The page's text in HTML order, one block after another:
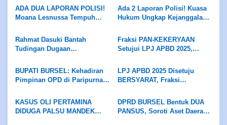
Anggota DPRD ke BK, Ketua
DPRD Pastikan Diproses
CABUT LAPORAN, Kuasa
Hukum Desak Pengusutan
hingga Pansus DPRD Bekerja
ADA DUA LAPORAN POLISI!
Moana Lesnussa Tempuh
Dugaan Keterlibatan Oknum
DPRD
Ada 2 Laporan Polisi! Kuasa
Hukum Ungkap Kejanggalan
Rahmat Dasuki Bantah
Tudingan Dugaan
Rp4 Miliar, Persilakan APH
Usut Tuntas
Fraksi PAN-KEKERYAAN
Setujui LPJ APBD 2025,
Pendidikan dan Tuntaskan
Jalan Ambalau
BUPATI BURSEL: Kehadiran
Pimpinan OPD di Paripurna
LPJ APBD 2025 Disetuju
BERSYARAT, Fraksi
Beberkan Belasan Catatan
Kritis
KASUS OLI PERTAMINA
DIDUGA PALSU MANDEK
DPRD BURSEL Bentuk DUA
PANSUS, Soroti Aset Daerah